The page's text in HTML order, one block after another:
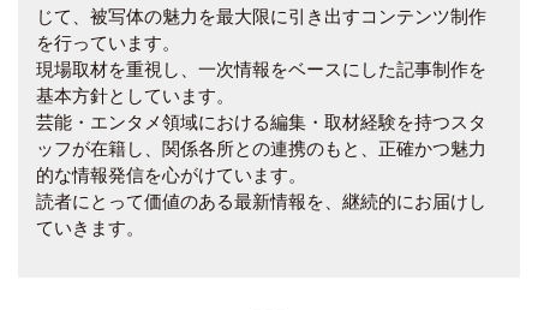
じて、被写体の魅力を最大限に引き出すコンテンツ制作
を行っています。
現場取材を重視し、一次情報をベースにした記事制作を
基本方針としています。
芸能・エンタメ領域における編集・取材経験を持つスタ
ッフが在籍し、関係各所との連携のもと、正確かつ魅力
的な情報発信を心がけています。
読者にとって価値のある最新情報を、継続的にお届けし
ていきます。